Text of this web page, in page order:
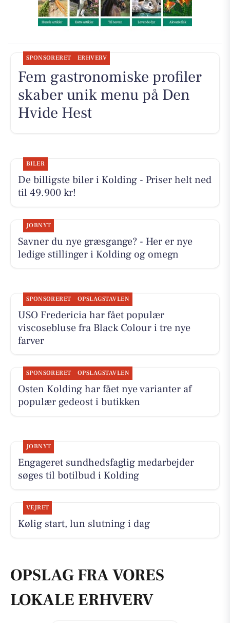
SPONSORERET ERHVERV
Fem gastronomiske profiler
skaber unik menu på Den
Hvide Hest
BILER
De billigste biler i Kolding - Priser helt ned
til 49.900 kr!
JOBNYT
Savner du nye græsgange? - Her er nye
ledige stillinger i Kolding og omegn
SPONSORERET OPSLAGSTAVLEN
USO Fredericia har fået populær
viscosebluse fra Black Colour i tre nye
farver
SPONSORERET OPSLAGSTAVLEN
Osten Kolding har fået nye varianter af
populær gedeost i butikken
JOBNYT
Engageret sundhedsfaglig medarbejder
søges til botilbud i Kolding
VEJRET
Kølig start, lun slutning i dag
OPSLAG FRA VORES
LOKALE ERHVERV